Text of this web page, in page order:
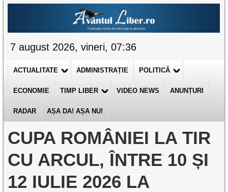
7 august 2026, vineri, 07:36
ACTUALITATE ADMINISTRAȚIE POLITICĂ
ECONOMIE TIMP LIBER VIDEO NEWS ANUNȚURI
RADAR AȘA DA! AȘA NU!
CUPA ROMÂNIEI LA TIR
CU ARCUL, ÎNTRE 10 ȘI
12 IULIE 2026 LA